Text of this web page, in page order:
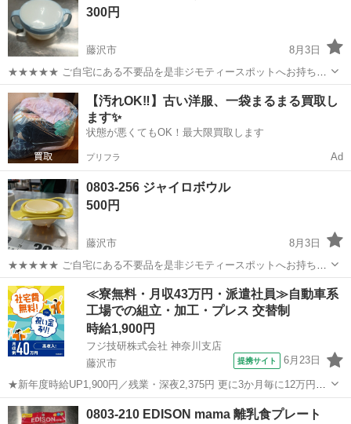
300円
藤沢市
8月3日
★★★★★ ご自宅にある不要品を是非ジモティースポットへお持ち込
みしませんか？ 家電、趣味・スポーツ・レジャー用品、こども用品、
衣料服飾品、生活雑貨、家具、本、CD・DVDなどが無料でまとめて持
ち込めます！ ※詳細はこ...
神奈川 藤沢市 ベビー用品 現地
【汚れOK‼️】古い洋服、一袋まるまる買取し
ます✨
状態が悪くてもOK！最大限買取します
プリフラ Ad
0803-256 ジャイロボウル
500円
藤沢市
8月3日
★★★★★ ご自宅にある不要品を是非ジモティースポットへお持ち込
みしませんか？ 家電、趣味・スポーツ・レジャー用品、こども用品、
衣料服飾品、生活雑貨、家具、本、CD・DVDなどが無料でまとめて持
ち込めます！ ※詳細はこ...
神奈川 藤沢市 ベビー用品 ジャイロ
≪寮無料・月収43万円・派遣社員≫自動車系
工場での組立・加工・プレス 交替制
時給1,900円
フジ技研株式会社 神奈川支店
藤沢市
提携サイト 6月23日
★新年度時給UP1,900円／残業・深夜2,375円 更に3か月毎に12万円の
奨励金を含むと【合計月収47万円】 ◎年収例588万円◎年間手当67万
円 ★寮は湘南台駅徒歩圏内でずっと無料／駅より無料送迎バス有 藤沢
神奈川 藤沢市
0803-210 EDISON mama 離乳食プレート